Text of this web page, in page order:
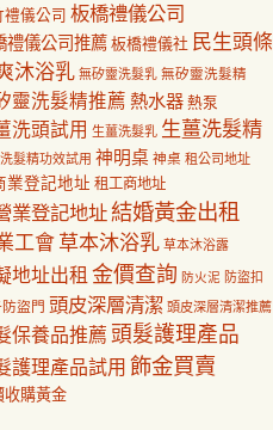
禮儀公司 板橋禮儀公司
禮儀公司推薦板橋禮儀社 民生頭條
沐浴乳 無矽靈洗髮乳 無矽靈洗髮精
靈洗髮精推薦 熱水器 熱泵
洗頭試用 生薑洗髮乳 生薑洗髮精
髮精功效試用 神明桌 神桌 租公司地址
業登記地址 租工商地址
業登記地址結婚黃金出租
工會草本沐浴乳 草本沐浴露
地址出租 金價查詢 防火泥 防盜扣
盜門 頭皮深層清潔 頭皮深層清潔推薦
保養品推薦 頭髮護理產品
護理產品試用 飾金買賣
收購黃金